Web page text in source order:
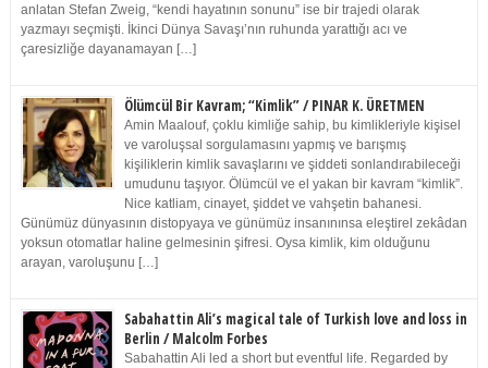
anlatan Stefan Zweig, “kendi hayatının sonunu” ise bir trajedi olarak
yazmayı seçmişti. İkinci Dünya Savaşı’nın ruhunda yarattığı acı ve
çaresizliğe dayanamayan […]
Ölümcül Bir Kavram; “Kimlik” / PINAR K. ÜRETMEN
Amin Maalouf, çoklu kimliğe sahip, bu kimlikleriyle kişisel
ve varoluşsal sorgulamasını yapmış ve barışmış
kişiliklerin kimlik savaşlarını ve şiddeti sonlandırabileceği
umudunu taşıyor. Ölümcül ve el yakan bir kavram “kimlik”.
Nice katliam, cinayet, şiddet ve vahşetin bahanesi.
Günümüz dünyasının distopyaya ve günümüz insanınınsa eleştirel zekâdan
yoksun otomatlar haline gelmesinin şifresi. Oysa kimlik, kim olduğunu
arayan, varoluşunu […]
Sabahattin Ali’s magical tale of Turkish love and loss in
Berlin / Malcolm Forbes
Sabahattin Ali led a short but eventful life. Regarded by